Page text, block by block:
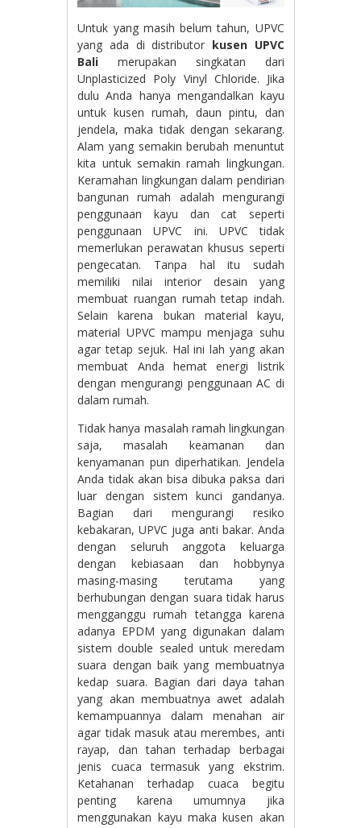
Untuk yang masih belum tahun, UPVC
yang ada di distributor kusen UPVC
Bali merupakan singkatan dari
Unplasticized Poly Vinyl Chloride. Jika
dulu Anda hanya mengandalkan kayu
untuk kusen rumah, daun pintu, dan
jendela, maka tidak dengan sekarang.
Alam yang semakin berubah menuntut
kita untuk semakin ramah lingkungan.
Keramahan lingkungan dalam pendirian
bangunan rumah adalah mengurangi
penggunaan kayu dan cat seperti
penggunaan UPVC ini. UPVC tidak
memerlukan perawatan khusus seperti
pengecatan. Tanpa hal itu sudah
memiliki nilai interior desain yang
membuat ruangan rumah tetap indah.
Selain karena bukan material kayu,
material UPVC mampu menjaga suhu
agar tetap sejuk. Hal ini lah yang akan
membuat Anda hemat energi listrik
dengan mengurangi penggunaan AC di
dalam rumah.
Tidak hanya masalah ramah lingkungan
saja, masalah keamanan dan
kenyamanan pun diperhatikan. Jendela
Anda tidak akan bisa dibuka paksa dari
luar dengan sistem kunci gandanya.
Bagian dari mengurangi resiko
kebakaran, UPVC juga anti bakar. Anda
dengan seluruh anggota keluarga
dengan kebiasaan dan hobbynya
masing-masing terutama yang
berhubungan dengan suara tidak harus
mengganggu rumah tetangga karena
adanya EPDM yang digunakan dalam
sistem double sealed untuk meredam
suara dengan baik yang membuatnya
kedap suara. Bagian dari daya tahan
yang akan membuatnya awet adalah
kemampuannya dalam menahan air
agar tidak masuk atau merembes, anti
rayap, dan tahan terhadap berbagai
jenis cuaca termasuk yang ekstrim.
Ketahanan terhadap cuaca begitu
penting karena umumnya jika
menggunakan kayu maka kusen akan